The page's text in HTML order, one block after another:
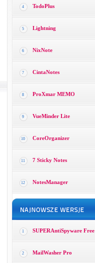
4 TodoPlus
5 Lightning
6 NixNote
7 CintaNotes
8 ProXmar MEMO
9 VueMinder Lite
10 CoreOrganizer
11 7 Sticky Notes
12 NotesManager
1 SUPERAntiSpyware Free
2 MailWasher Pro